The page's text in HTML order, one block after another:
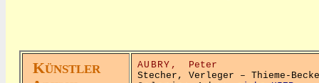
KÜNSTLER AUBRY,
Peter
Stecher, Verleger – Thieme-